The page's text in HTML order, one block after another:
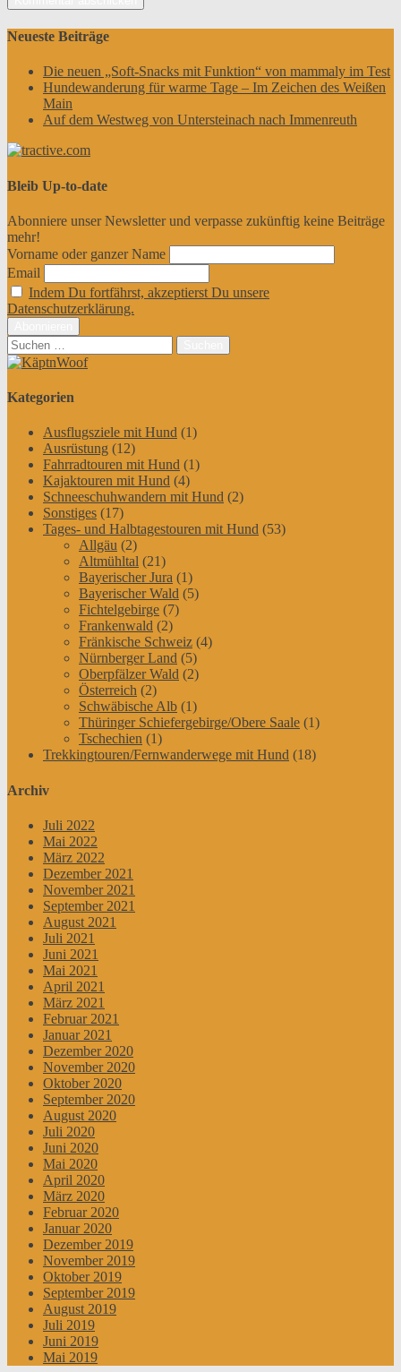
Neueste Beiträge
Die neuen „Soft-Snacks mit Funktion“ von mammaly im Test
Hundewanderung für warme Tage – Im Zeichen des Weißen
Main
Auf dem Westweg von Untersteinach nach Immenreuth
Bleib Up-to-date
Abonniere unser Newsletter und verpasse zukünftig keine Beiträge
mehr!
Vorname oder ganzer Name
Email
Indem Du fortfährst, akzeptierst Du unsere
Datenschutzerklärung.
Suchen
nach:
Kategorien
Ausflugsziele mit Hund (1)
Ausrüstung (12)
Fahrradtouren mit Hund (1)
Kajaktouren mit Hund (4)
Schneeschuhwandern mit Hund (2)
Sonstiges (17)
Tages- und Halbtagestouren mit Hund (53)
Allgäu (2)
Altmühltal (21)
Bayerischer Jura (1)
Bayerischer Wald (5)
Fichtelgebirge (7)
Frankenwald (2)
Fränkische Schweiz (4)
Nürnberger Land (5)
Oberpfälzer Wald (2)
Österreich (2)
Schwäbische Alb (1)
Thüringer Schiefergebirge/Obere Saale (1)
Tschechien (1)
Trekkingtouren/Fernwanderwege mit Hund (18)
Archiv
Juli 2022
Mai 2022
März 2022
Dezember 2021
November 2021
September 2021
August 2021
Juli 2021
Juni 2021
Mai 2021
April 2021
März 2021
Februar 2021
Januar 2021
Dezember 2020
November 2020
Oktober 2020
September 2020
August 2020
Juli 2020
Juni 2020
Mai 2020
April 2020
März 2020
Februar 2020
Januar 2020
Dezember 2019
November 2019
Oktober 2019
September 2019
August 2019
Juli 2019
Juni 2019
Mai 2019